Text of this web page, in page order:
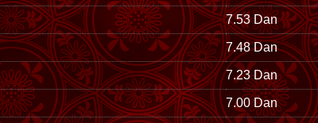
7.53 Dan
7.48 Dan
7.23 Dan
7.00 Dan